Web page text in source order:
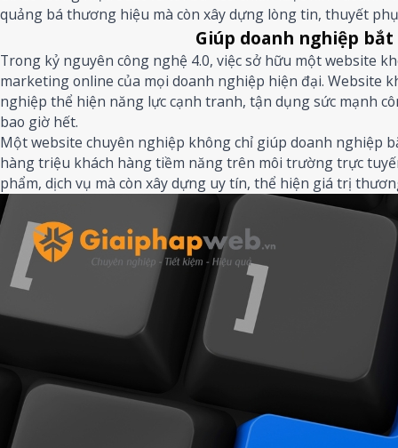
quảng bá thương hiệu mà còn xây dựng lòng tin, thuyết
Giúp doanh nghiệp
Trong kỷ nguyên công nghệ 4.0, việc sở hữu một website
marketing online của mọi doanh nghiệp hiện đại. Website
nghiệp thể hiện năng lực cạnh tranh, tận dụng sức mạnh
bao giờ hết.
Một website chuyên nghiệp không chỉ giúp doanh nghiệp
hàng triệu khách hàng tiềm năng trên môi trường trực
phẩm, dịch vụ mà còn xây dựng uy tín, thể hiện giá trị